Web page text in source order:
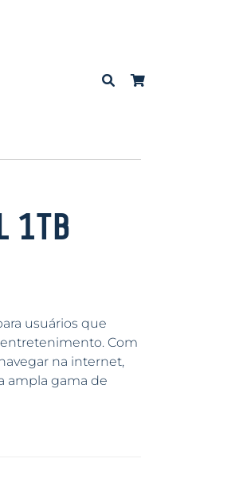
1TB
usuários que
Com
na internet,
ampla gama de